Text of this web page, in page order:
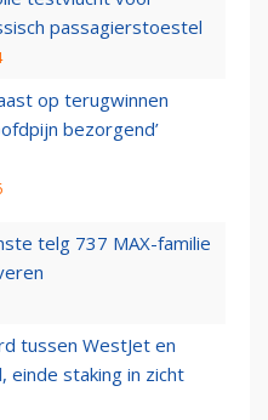
passagierstoestel
op terugwinnen
bezorgend’
telg 737 MAX-familie
tussen WestJet en
einde staking in zicht